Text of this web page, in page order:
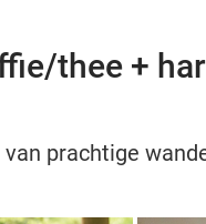
thee +
prachtige